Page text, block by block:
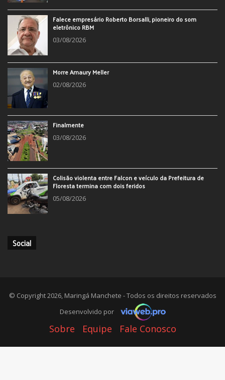
Falece empresário Roberto Borsalli, pioneiro do som
eletrônico RBM
03/08/2026
Morre Amaury Meller
02/08/2026
Finalmente
03/08/2026
Colisão violenta entre Falcon e veículo da Prefeitura de
Floresta termina com dois feridos
05/08/2026
Social
© Copyright 2026, Maringá Manchete - Todos os direitos reservados
Desenvolvido por
Sobre Equipe Fale Conosco